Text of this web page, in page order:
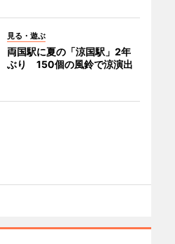
見る・遊ぶ
両国駅に夏の「涼国駅」2年
ぶり 150個の風鈴で涼演出